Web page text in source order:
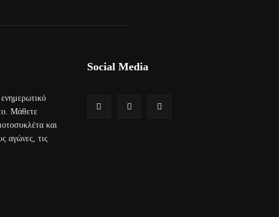
Μάθετε
και
αγώνες, τις
Social Media